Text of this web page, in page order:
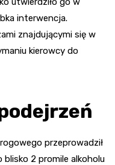
interwencja.
znajdującymi się w
kierowcy do
przeprowadził
blisko 2 promile alkoholu